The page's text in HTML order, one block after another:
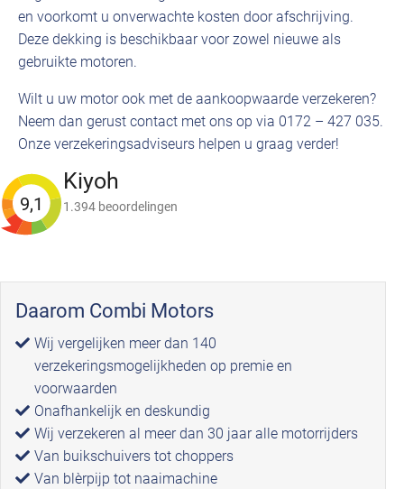
en voorkomt u onverwachte kosten door afschrijving.
Deze dekking is beschikbaar voor zowel nieuwe als
gebruikte motoren.
Wilt u uw motor ook met de aankoopwaarde verzekeren?
Neem dan gerust contact met ons op via 0172 – 427 035.
Onze verzekeringsadviseurs helpen u graag verder!
9,1
Kiyoh
1.394 beoordelingen
Daarom Combi Motors
Wij vergelijken meer dan 140
verzekeringsmogelijkheden op premie en
voorwaarden
Onafhankelijk en deskundig
Wij verzekeren al meer dan 30 jaar alle motorrijders
Van buikschuivers tot choppers
Van blèrpijp tot naaimachine